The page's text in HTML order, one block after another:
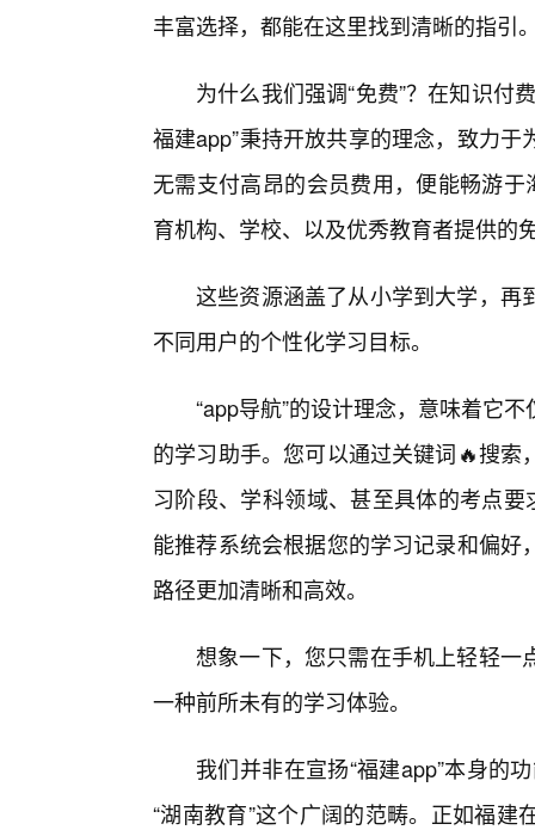
丰富选择，都能在这里找到清晰的指引
为什么我们强调“免费”？在知识付
福建app”秉持开放共享的理念，致力
无需支付高昂的会员费用，便能畅游
育机构、学校、以及优秀教育者提供的
这些资源涵盖了从小学到大学，再
不同用户的个性化学习目标。
“app导航”的设计理念，意味着它
的学习助手。您可以通过关键词🔥搜
习阶段、学科领域、甚至具体的考点
能推荐系统会根据您的学习记录和偏
路径更加清晰和高效。
想象一下，您只需在手机上轻轻一
一种前所未有的学习体验。
我们并非在宣扬“福建app”本身的
“湖南教育”这个广阔的范畴。正如福